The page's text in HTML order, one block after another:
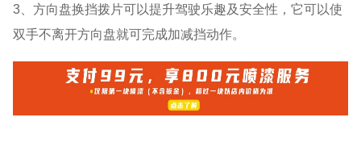
3、方向盘换挡拨片可以提升驾驶乐趣及安全性，它可以使
双手不离开方向盘就可完成加减挡动作。